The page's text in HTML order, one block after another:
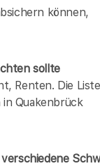
können,
sollte
Renten. Die
in Quakenbrück